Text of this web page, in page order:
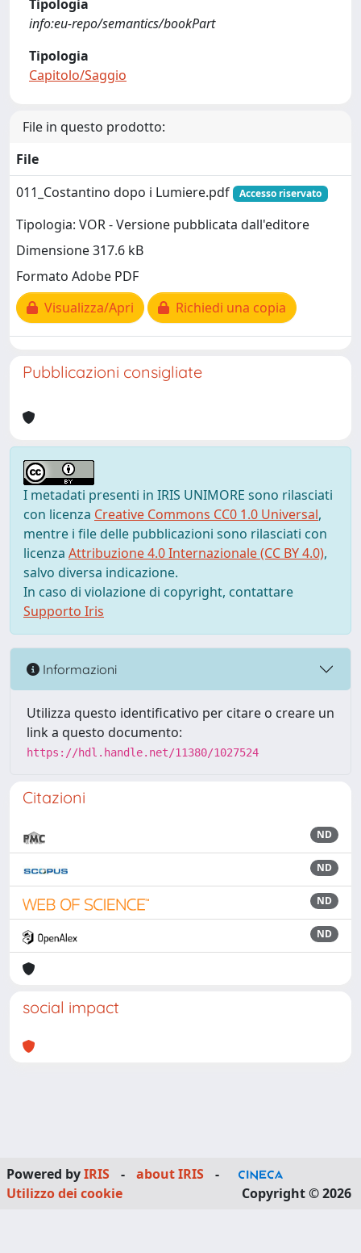
Tipologia
info:eu-repo/semantics/bookPart
Tipologia
Capitolo/Saggio
File in questo prodotto:
File
011_Costantino dopo i Lumiere.pdf
Accesso riservato
Tipologia: VOR - Versione pubblicata dall'editore
Dimensione 317.6 kB
Formato Adobe PDF
Visualizza/Apri
Richiedi una copia
Pubblicazioni consigliate
I metadati presenti in IRIS UNIMORE sono rilasciati
con licenza Creative Commons CC0 1.0 Universal,
mentre i file delle pubblicazioni sono rilasciati con
licenza Attribuzione 4.0 Internazionale (CC BY 4.0),
salvo diversa indicazione.
In caso di violazione di copyright, contattare
Supporto Iris
Informazioni
Utilizza questo identificativo per citare o creare un
link a questo documento:
https://hdl.handle.net/11380/1027524
Citazioni
ND
ND
ND
ND
social impact
Powered byIRIS - about IRIS
-
Utilizzo dei cookie
Copyright © 2026